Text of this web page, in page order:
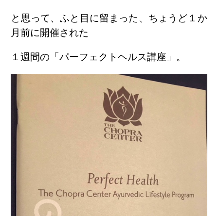
と思って、ふと目に留まった、ちょうど１か
月前に開催された
１週間の「パーフェクトヘルス講座」。